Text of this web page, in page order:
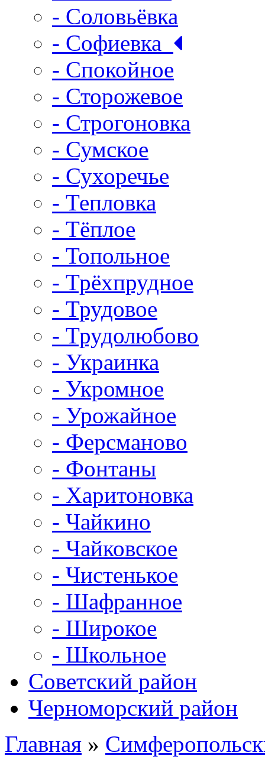
- Соловьёвка
- Софиевка
- Спокойное
- Сторожевое
- Строгоновка
- Сумское
- Сухоречье
- Тепловка
- Тёплое
- Топольное
- Трёхпрудное
- Трудовое
- Трудолюбово
- Украинка
- Укромное
- Урожайное
- Ферсманово
- Фонтаны
- Харитоновка
- Чайкино
- Чайковское
- Чистенькое
- Шафранное
- Широкое
- Школьное
Советский район
Черноморский район
Главная »